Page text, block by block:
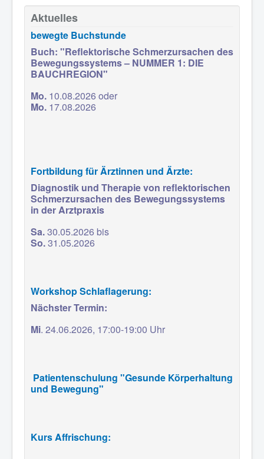
Aktuelles
bewegte Buchstunde
Buch: "Reflektorische Schmerzursachen des
Bewegungssystems – NUMMER 1: DIE
BAUCHREGION"
Mo. 10.08.2026 oder
Mo. 17.08.2026
Fortbildung für Ärztinnen und Ärzte:
Diagnostik und Therapie von reflektorischen
Schmerzursachen des Bewegungssystems
in der Arztpraxis
Sa.30.05.2026 bis
So.31.05.2026
Workshop Schlaflagerung:
Nächster Termin:
Mi. 24.06.2026, 17:00-19:00 Uhr
Patientenschulung "Gesunde Körperhaltung
und Bewegung"
Kurs Affrischung: